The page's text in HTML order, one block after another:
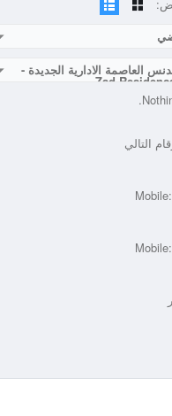
العاصمة الادارية الجديدة -
Zad
التالي
Mobile:
Mobile: